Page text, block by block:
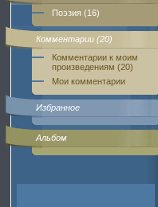
Поэзия (16)
Комментарии (20)
Комментарии к моим
произведениям (20)
Мои комментарии
Избранное
Альбом